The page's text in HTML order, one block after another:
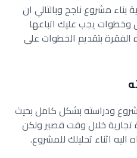
مشروع ناجح وبالتالي ان
وخطوات يجب عليك اتباعها
بتقديم الخطوات على
ودراسته بشكل كامل بحيث
خلال وقت قصير ولكن
اثناء تحليلك للمشروع.